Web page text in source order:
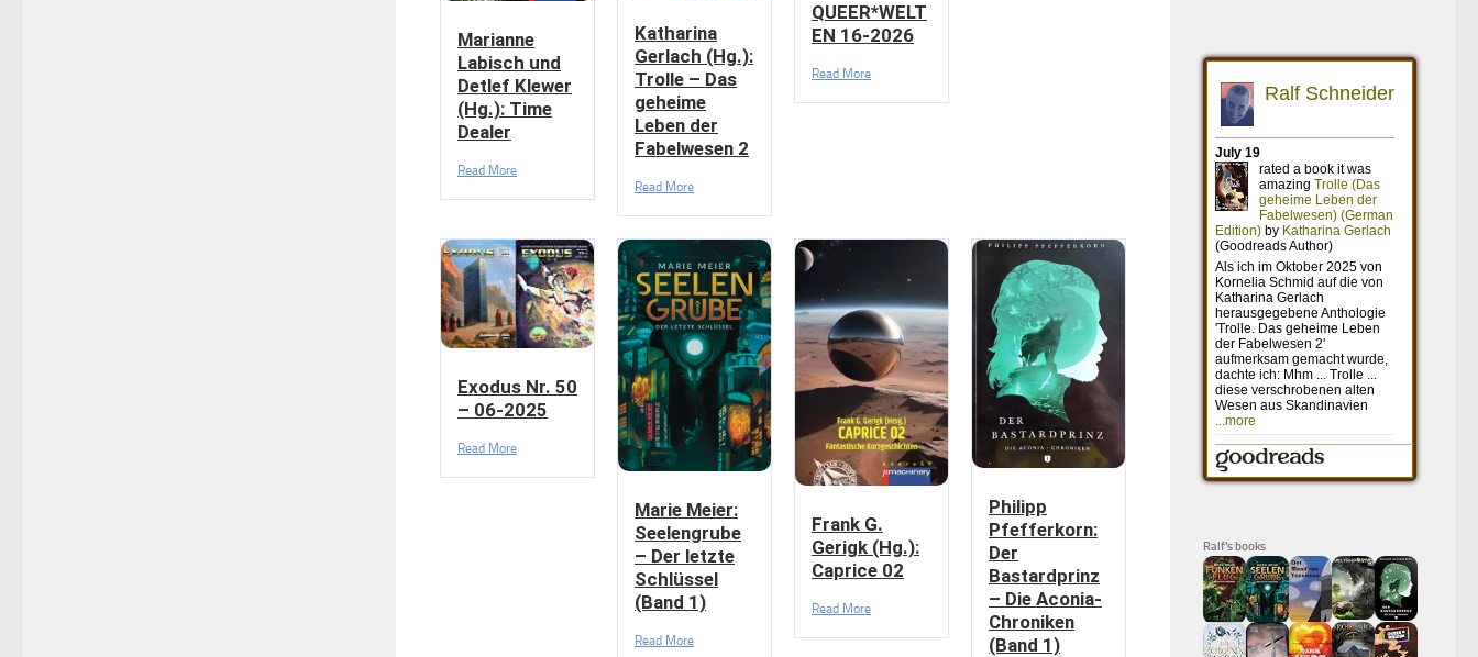
Marianne
Labisch und
Detlef Klewer
(Hg.): Time
Dealer
Read More
Katharina
Gerlach (Hg.):
Trolle – Das
geheime
Leben der
Fabelwesen 2
Read More
QUEER*WELT
EN 16-2026
Read More
Exodus Nr. 50
– 06-2025
Read More
Marie Meier:
Seelengrube
– Der letzte
Schlüssel
(Band 1)
Read More
Frank G.
Gerigk (Hg.):
Caprice 02
Read More
Philipp
Pfefferkorn:
Der
Bastardprinz
– Die Aconia-
Chroniken
(Band 1)
Ralf's books